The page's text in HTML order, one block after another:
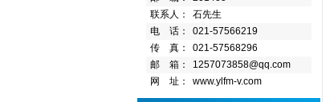
联系人：
石先生
电 话：
021-57566219
传 真：
021-57568296
邮 箱：
1257073858@qq.com
网 址：
www.ylfm-v.com